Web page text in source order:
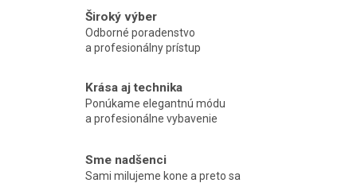
Široký výber
Odborné poradenstvo
a profesionálny prístup
Krása aj technika
Ponúkame elegantnú módu
a profesionálne vybavenie
Sme nadšenci
Sami milujeme kone a preto sa